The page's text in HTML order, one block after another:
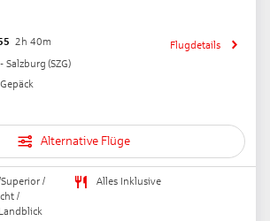
2h 40m
Salzburg (SZG)
Flugdetails
Alternative Flüge
/
/
Alles Inklusive